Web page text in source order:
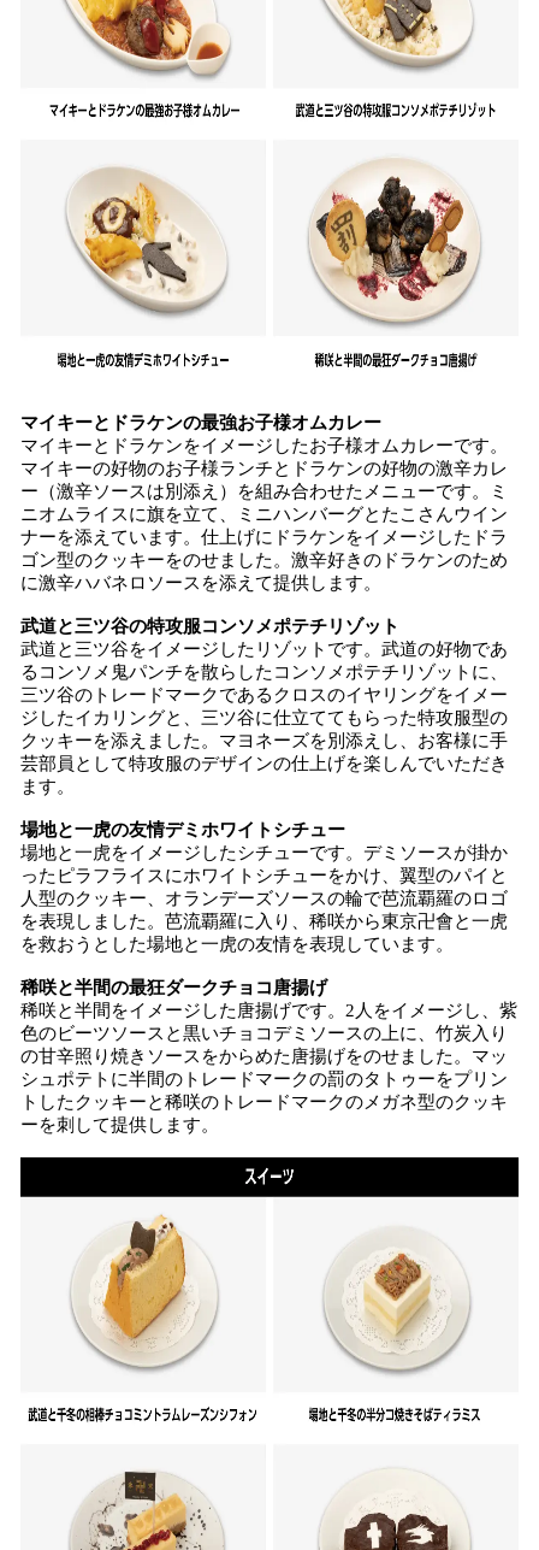
マイキーとドラケンの最強お子様オムカレー
マイキーとドラケンをイメージしたお子様オムカレーです。
マイキーの好物のお子様ランチとドラケンの好物の激辛カレ
ー（激辛ソースは別添え）を組み合わせたメニューです。ミ
ニオムライスに旗を立て、ミニハンバーグとたこさんウイン
ナーを添えています。仕上げにドラケンをイメージしたドラ
ゴン型のクッキーをのせました。激辛好きのドラケンのため
に激辛ハバネロソースを添えて提供します。
武道と三ツ谷の特攻服コンソメポテチリゾット
武道と三ツ谷をイメージしたリゾットです。武道の好物であ
るコンソメ鬼パンチを散らしたコンソメポテチリゾットに、
三ツ谷のトレードマークであるクロスのイヤリングをイメー
ジしたイカリングと、三ツ谷に仕立ててもらった特攻服型の
クッキーを添えました。マヨネーズを別添えし、お客様に手
芸部員として特攻服のデザインの仕上げを楽しんでいただき
ます。
場地と一虎の友情デミホワイトシチュー
場地と一虎をイメージしたシチューです。デミソースが掛か
ったピラフライスにホワイトシチューをかけ、翼型のパイと
人型のクッキー、オランデーズソースの輪で芭流覇羅のロゴ
を表現しました。芭流覇羅に入り、稀咲から東京卍會と一虎
を救おうとした場地と一虎の友情を表現しています。
稀咲と半間の最狂ダークチョコ唐揚げ
稀咲と半間をイメージした唐揚げです。2人をイメージし、紫
色のビーツソースと黒いチョコデミソースの上に、竹炭入り
の甘辛照り焼きソースをからめた唐揚げをのせました。マッ
シュポテトに半間のトレードマークの罰のタトゥーをプリン
トしたクッキーと稀咲のトレードマークのメガネ型のクッキ
ーを刺して提供します。